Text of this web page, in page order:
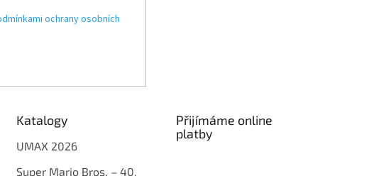
ochrany osobních
Katalogy
UMAX 2026
Super Mario Bros. – 40.
Přijímáme online
platby